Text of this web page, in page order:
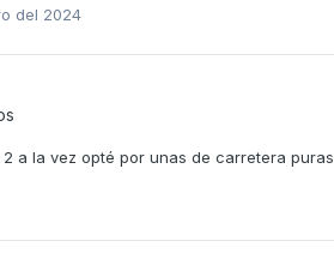
del 2024
a la vez opté por unas de carretera puras